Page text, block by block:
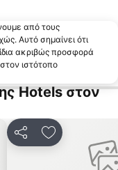
από τους
Αυτό σημαίνει ότι
ακριβώς προσφορά
ιστότοπο
Hotels στον
ΚοινοποίησηΠροσθήκη